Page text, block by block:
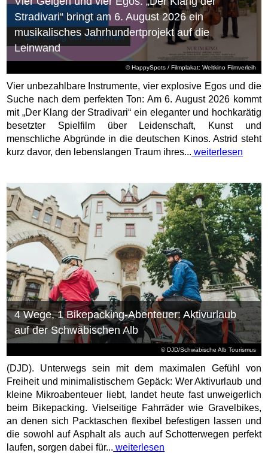
© HappySpots / Filmplakat: Weltkino Filmverleih
Stradivari“ bringt am 6. August 2026 ein
musikalisches Jahrhundertprojekt auf die
Leinwand
Vier unbezahlbare Instrumente, vier explosive Egos und die
Suche nach dem perfekten Ton: Am 6. August 2026 kommt
mit „Der Klang der Stradivari“ ein eleganter und hochkarätig
besetzter Spielfilm über Leidenschaft, Kunst und
menschliche Abgründe in die deutschen Kinos. Astrid steht
kurz davor, den lebenslangen Traum ihres... weiterlesen
© DJD/Schwäbische Alb Tourismus
4 Wege, 1 Bikepacking-Abenteuer: Aktivurlaub
auf der Schwäbischen Alb
(DJD). Unterwegs sein mit dem maximalen Gefühl von
Freiheit und minimalistischem Gepäck: Wer Aktivurlaub und
kleine Mikroabenteuer liebt, landet heute fast unweigerlich
beim Bikepacking. Vielseitige Fahrräder wie Gravelbikes,
an denen sich Packtaschen flexibel befestigen lassen und
die sowohl auf Asphalt als auch auf Schotterwegen perfekt
laufen, sorgen dabei für... weiterlesen